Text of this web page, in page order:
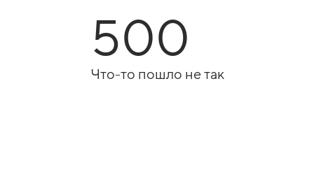
500
Что-то пошло не так